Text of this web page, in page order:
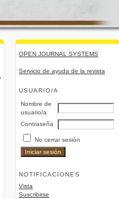
OPEN JOURNAL SYSTEMS
Servicio de ayuda de la revista
USUARIO/A
Nombre de
usuario/a
Contraseña
No cerrar sesión
NOTIFICACIONES
Vista
Suscribirse